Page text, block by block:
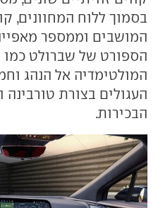
בסמוך ללוח המחוונים,
המושבים וממספר
הספורט של שברולט
המולטימדיה אל הנהג
העגולים בצורת
הבכירות.